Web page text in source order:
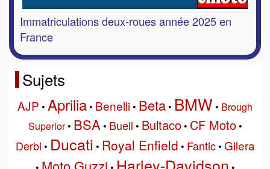
Immatriculations deux-roues année 2025 en
France
Sujets
AJP • Aprilia• Benelli• Beta• BMW • Brough
Superior• BSA• Buell • Bultaco• CF Moto•
Derbi • Ducati • Royal Enfield • Fantic• Gilera